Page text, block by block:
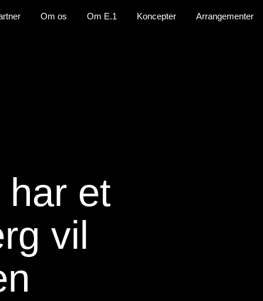
Om os Om E.1 Koncepter Arrangementer
et
vil